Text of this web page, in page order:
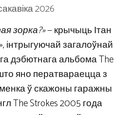
2026
зорка?»— крычыць Ітан
інтрыгуючай загалоўнай
дэбютнага альбома The
яно ператвараецца з
ў скажоны гаражны
The Strokes 2005 года